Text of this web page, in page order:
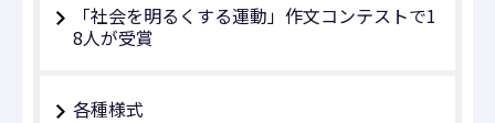
「社会を明るくする運動」作文コンテストで1
8人が受賞
各種様式